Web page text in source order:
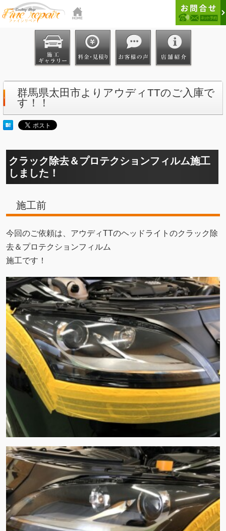
群馬県太田市よりアウディTTのご入庫で
す！！
クラック除去＆プロテクションフィルム施工
しました！
施工前
今回のご依頼は、アウディTTのヘッドライトのクラック除
去＆プロテクションフィルム
施工です！